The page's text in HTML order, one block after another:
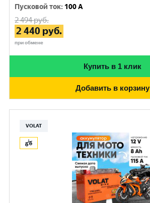
Пусковой ток: 100 A
2 494руб.
2 440 руб.
при обмене
Купить в 1 клик
Добавить в корзину
VOLAT